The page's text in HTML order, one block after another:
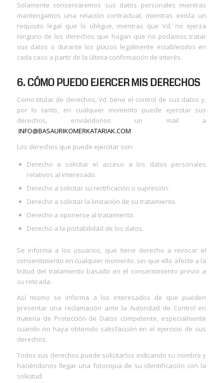
Solamente conservaremos sus datos personales mientras
mantengamos una relación contractual, mientras exista un
requisito legal que lo obligue, mientras que Vd. no ejerza
ninguno de los derechos que hagan que no podamos tratar
sus datos o durante los plazos legalmente establecidos en
cada caso a partir de la última confirmación de interés.
6. CÓMO PUEDO EJERCER MIS DERECHOS
Como titular de derechos, Vd. tiene el control de sus datos y,
por lo tanto, en cualquier momento puede ejercitar sus
derechos, enviándonos un mail a
INFO@BASAURIKOMERKATARIAK.COM
Los derechos que puede ejercitar son:
Derecho a solicitar el acceso a los datos personales
relativos al interesado.
Derecho a solicitar su rectificación o supresión.
Derecho a solicitar la limitación de su tratamiento.
Derecho a oponerse al tratamiento.
Derecho a la portabilidad de los datos.
Se informa a los usuarios, que tiene derecho a revocar el
consentimiento en cualquier momento, sin que ello afecte a la
licitud del tratamiento basado en el consentimiento previo a
su retirada.
Así mismo se informa a los interesados de que pueden
presentar una reclamación ante la Autoridad de Control en
materia de Protección de Datos competente, especialmente
cuando no haya obtenido satisfacción en el ejercicio de sus
derechos.
Todos sus derechos puede solicitarlos indicando su nombre y
haciéndonos llegar una fotocopia de su identificación con la
solicitud.